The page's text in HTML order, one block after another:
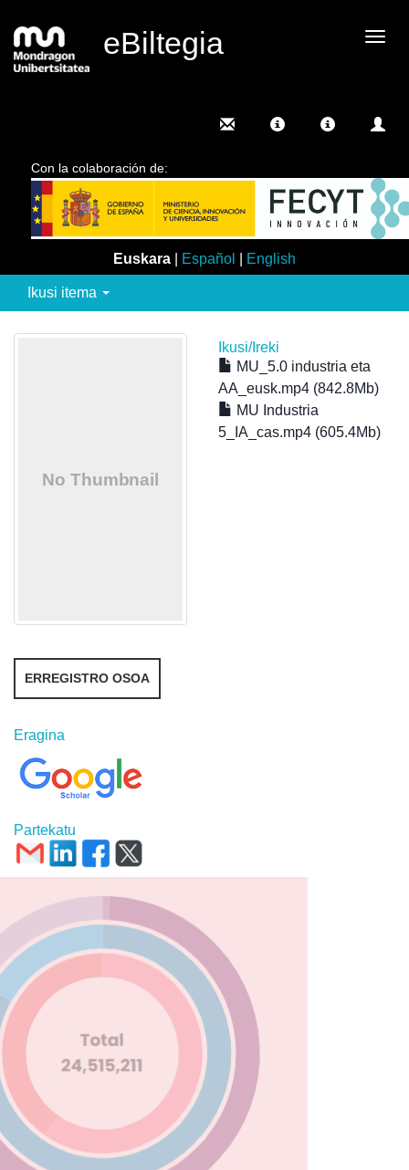
eBiltegia
Con la colaboración de:
Euskara Español English
Ikusi itema
Ikusi/Ireki
MU_5.0 industria eta
AA_eusk.mp4 (842.8Mb)
MU Industria
5_IA_cas.mp4 (605.4Mb)
ERREGISTRO OSOA
Eragina
Partekatu